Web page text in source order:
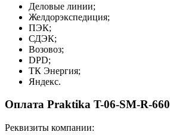
Деловые линии;
Желдорэкспедиция;
ПЭК;
СДЭК;
Возовоз;
DPD;
ТК Энергия;
Яндекс.
Оплата Praktika T-06-SM-R-660
Реквизиты компании: